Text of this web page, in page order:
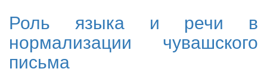
Роль языка и речи в
нормализации чувашского
письма